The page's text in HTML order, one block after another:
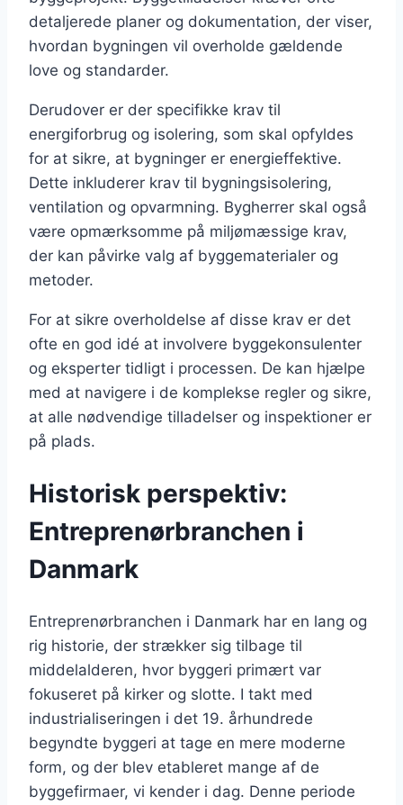
detaljerede planer og dokumentation, der viser,
hvordan bygningen vil overholde gældende
love og standarder.
Derudover er der specifikke krav til
energiforbrug og isolering, som skal opfyldes
for at sikre, at bygninger er energieffektive.
Dette inkluderer krav til bygningsisolering,
ventilation og opvarmning. Bygherrer skal også
være opmærksomme på miljømæssige krav,
der kan påvirke valg af byggematerialer og
metoder.
For at sikre overholdelse af disse krav er det
ofte en god idé at involvere byggekonsulenter
og eksperter tidligt i processen. De kan hjælpe
med at navigere i de komplekse regler og sikre,
at alle nødvendige tilladelser og inspektioner er
på plads.
Historisk perspektiv:
Entreprenørbranchen i
Danmark
Entreprenørbranchen i Danmark har en lang og
rig historie, der strækker sig tilbage til
middelalderen, hvor byggeri primært var
fokuseret på kirker og slotte. I takt med
industrialiseringen i det 19. århundrede
begyndte byggeri at tage en mere moderne
form, og der blev etableret mange af de
byggefirmaer, vi kender i dag. Denne periode